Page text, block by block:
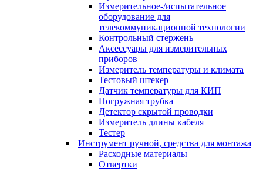
Измерительное-/испытательное
оборудование для
телекоммуникационной технологии
Контрольный стержень
Аксессуары для измерительных
приборов
Измеритель температуры и климата
Тестовый штекер
Датчик температуры для КИП
Погружная трубка
Детектор скрытой проводки
Измеритель длины кабеля
Тестер
Инструмент ручной, средства для монтажа
Расходные материалы
Отвертки